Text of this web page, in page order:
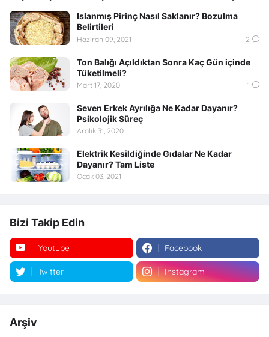
Islanmış Pirinç Nasıl Saklanır? Bozulma
Belirtileri
Haziran 09, 2021 2
Ton Balığı Açıldıktan Sonra Kaç Gün içinde
Tüketilmeli?
Mart 17, 2020 1
Seven Erkek Ayrılığa Ne Kadar Dayanır?
Psikolojik Süreç
Aralık 31, 2020
Elektrik Kesildiğinde Gıdalar Ne Kadar
Dayanır? Tam Liste
Ocak 03, 2021
Bizi Takip Edin
Youtube Facebook
Twitter Instagram
Arşiv